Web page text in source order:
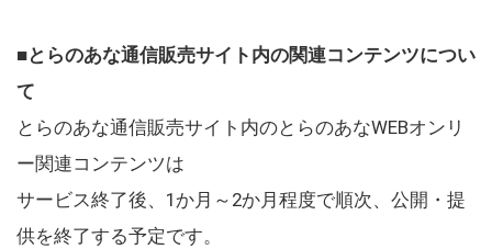
■とらのあな通信販売サイト内の関連コンテンツについ
て
とらのあな通信販売サイト内のとらのあなWEBオンリ
ー関連コンテンツは
サービス終了後、1か月～2か月程度で順次、公開・提
供を終了する予定です。